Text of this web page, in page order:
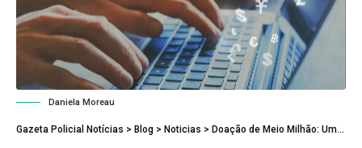
Daniela Moreau
Gazeta Policial Notícias > Blog > Noticias > Doação de Meio Milhão: Uma Família em Destaque na Campanha de Boulos